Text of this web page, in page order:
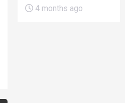
4 months ago